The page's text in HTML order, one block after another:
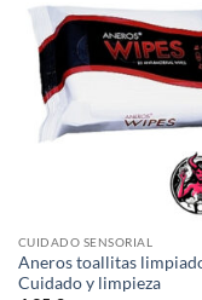
CUIDADO SENSORIAL
Aneros toallitas
Cuidado y limpieza